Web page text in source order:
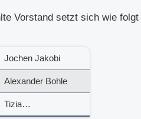
Vorstand setzt sich wie folgt
Jochen Jakobi
Alexander Bohle
Tizia…